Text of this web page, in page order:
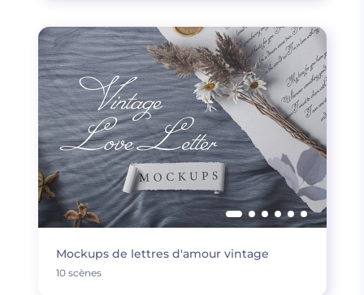
Mockups de lettres d'amour vintage
10 scènes